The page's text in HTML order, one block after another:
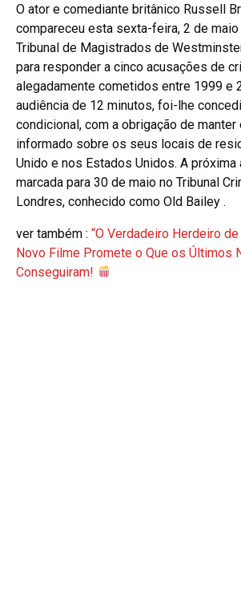
O ator e comediante britânico Russell
compareceu esta sexta-feira, 2 de
Tribunal de Magistrados de
para responder a cinco acusações de
alegadamente cometidos entre 1999 e
audiência de 12 minutos, foi-lhe
condicional, com a obrigação de manter
informado sobre os seus locais de
Unido e nos Estados Unidos. A próxima
marcada para 30 de maio no Tribunal
Londres, conhecido como Old Bailey .
ver também : “O Verdadeiro Herdeiro
Novo Filme Promete o Que os Últimos
Conseguiram!